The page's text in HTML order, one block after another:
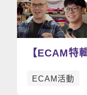
【ECAM特
吧！
ECAM活動